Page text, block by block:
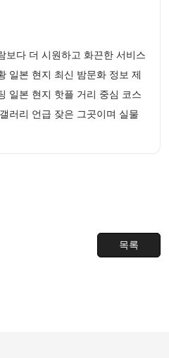
보다 더 시원하고 화끈한 서비스
일본 현지 최신 밤문화 정보 제
일본 현지 핫플 거리 중심 코스
러리 언급 잦은 그곳이며 실물
목록